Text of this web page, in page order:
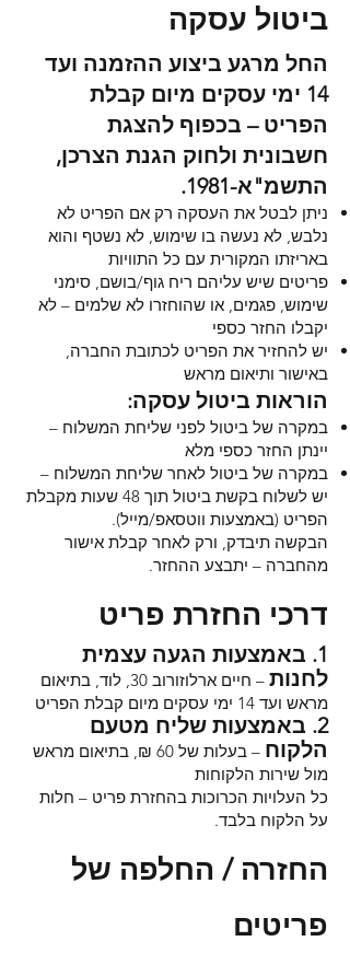
ביטול עסקה
החל מרגע ביצוע ההזמנה ועד
14 ימי עסקים מיום קבלת
הפריט – בכפוף להצגת
חשבונית ולחוק הגנת הצרכן,
התשמ"א-1981.
ניתן לבטל את העסקה רק אם הפריט לא
נלבש, לא נעשה בו שימוש, לא נשטף והוא
באריזתו המקורית עם כל התוויות
פריטים שיש עליהם ריח גוף/בושם, סימני
שימוש, פגמים, או שהוחזרו לא שלמים – לא
יקבלו החזר כספי
יש להחזיר את הפריט לכתובת החברה,
באישור ותיאום מראש
הוראות ביטול עסקה:
במקרה של ביטול לפני שליחת המשלוח –
יינתן החזר כספי מלא
במקרה של ביטול לאחר שליחת המשלוח –
יש לשלוח בקשת ביטול תוך 48 שעות מקבלת
הפריט (באמצעות ווטסאפ/מייל).
הבקשה תיבדק, ורק לאחר קבלת אישור
מהחברה – יתבצע ההחזר.
דרכי החזרת פריט
1. באמצעות הגעה עצמית
לחנות
– חיים ארלוזורוב 30, לוד, בתיאום
מראש ועד 14 ימי עסקים מיום קבלת הפריט
2. באמצעות שליח מטעם
הלקוח
– בעלות של 60 ₪, בתיאום מראש
מול שירות הלקוחות
כל העלויות הכרוכות בהחזרת פריט – חלות
על הלקוח בלבד.
החזרה / החלפה של
פריטים